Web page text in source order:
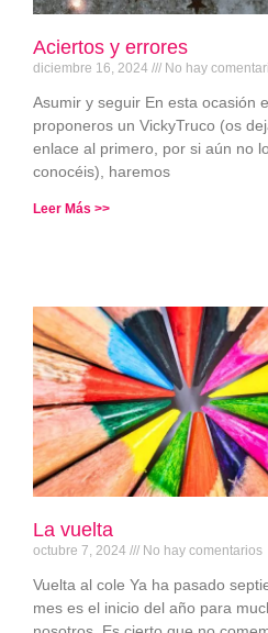
Aciertos y errores
diciembre 16, 2024 No hay
Asumir y seguir En esta ocasión
proponeros un VickyTruco (os
enlace al primero, por si aún no
conocéis), haremos
Leer Más >>
La vuelta
octubre 7, 2024 No hay comentarios
Vuelta al cole Ya ha pasado
mes es el inicio del año para